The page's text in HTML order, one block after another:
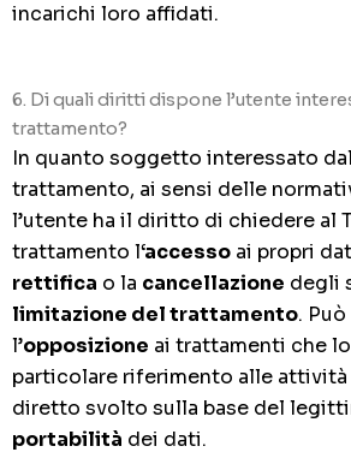
incarichi loro affidati.
6. Di quali diritti dispone l’utente
trattamento?
In quanto soggetto interessato
trattamento, ai sensi delle
l’utente ha il diritto di chiedere al
trattamento l‘accesso ai propri
rettifica o la cancellazione degli
limitazione del trattamento.
l’opposizione ai trattamenti che
particolare riferimento alle
diretto svolto sulla base del
portabilità dei dati.